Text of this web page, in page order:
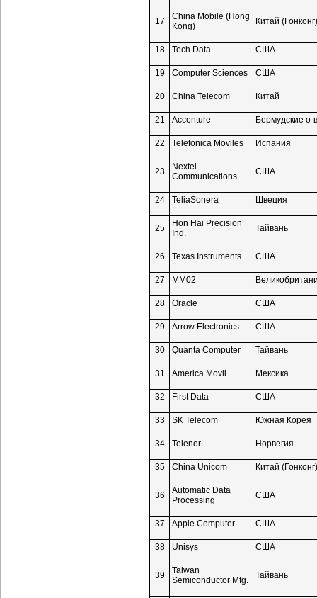
17
China Mobile (Hong
Kong)
Китай (Гонконг)
18 Tech Data США
19 Computer Sciences США
20 China Telecom Китай
21 Accenture Бермудские о-
22 Telefonica Moviles Испания
23
Nextel
Communications
США
24 TeliaSonera Швеция
25
Hon Hai Precision
Ind.
Тайвань
26 Texas Instruments США
27 MM02
28 Oracle США
29 Arrow Electronics США
30 Quanta Computer Тайвань
31 America Movil Мексика
32 First Data США
33 SK Teleсom Южная Корея
34 Telenor Норвегия
35 China Unicom Китай (Гонконг)
36
Automatic Data
Processing
США
37 Apple Computer США
38 Unisys США
39
Taiwan
Semiconductor Mfg.
Тайвань